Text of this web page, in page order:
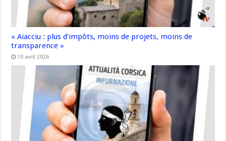
« Aiacciu : plus d’impôts, moins de projets, moins de
transparence »
10 avril 2026